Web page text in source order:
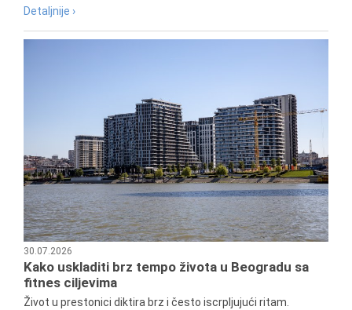
Detaljnije ›
30.07.2026
Kako uskladiti brz tempo života u Beogradu sa
fitnes ciljevima
Život u prestonici diktira brz i često iscrpljujući ritam.